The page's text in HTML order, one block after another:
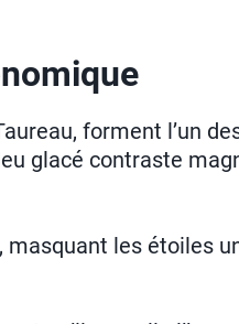
forment l’un
glacé contraste
masquant les étoiles